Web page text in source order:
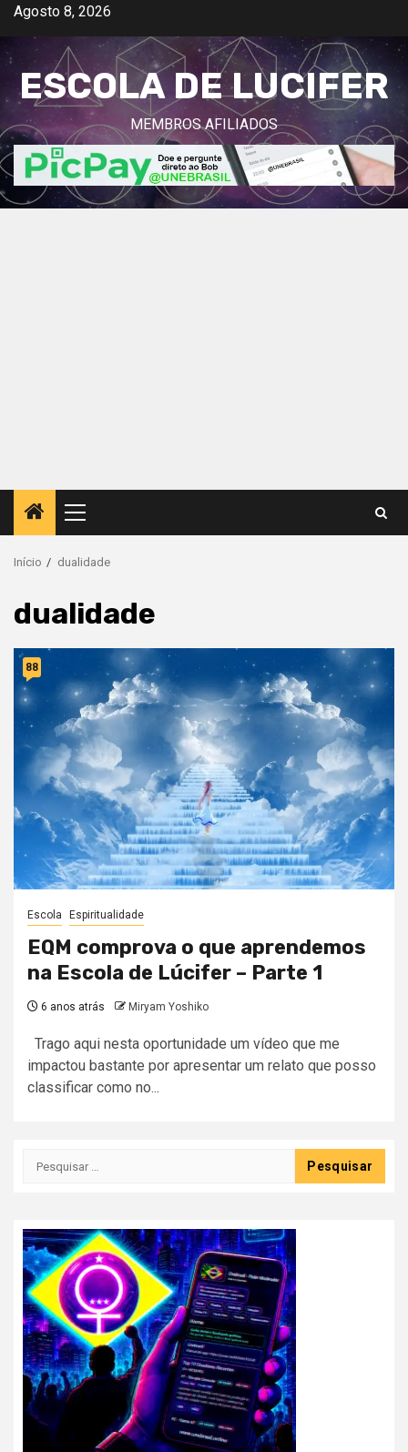
Avançar
o
conteúdo
Agosto 8, 2026
ESCOLA DE LUCIFER
MEMBROS AFILIADOS
Menu
principal
Início dualidade
dualidade
88
Escola Espiritualidade
EQM comprova o que aprendemos
na Escola de Lúcifer – Parte 1
6 anos atrás Miryam Yoshiko
Trago aqui nesta oportunidade um vídeo que me
impactou bastante por apresentar um relato que posso
classificar como no...
Pesquisar